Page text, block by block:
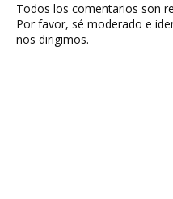
Todos los comentarios son
Por favor, sé moderado e
nos dirigimos.